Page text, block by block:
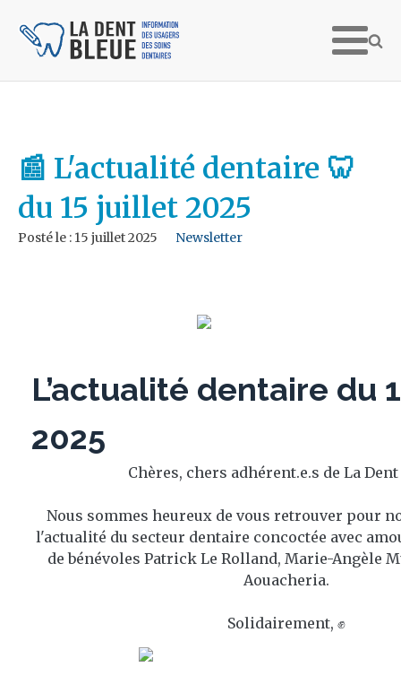
📰 L'actualité dentaire 🦷
du 15 juillet 2025
Posté le : 15 juillet 2025 Newsletter
L’actualité dentaire du
2025
Chères, chers adhérent.e.s de La Dent
Nous sommes heureux de vous retrouver pour
l'actualité du secteur dentaire concoctée avec
de bénévoles Patrick Le Rolland, Marie-Angèle
Aouacheria.
Solidairement, ✊